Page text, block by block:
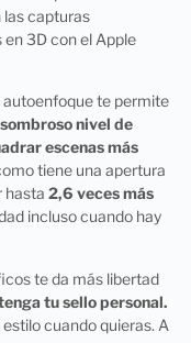
las capturas
3D con el Apple
te permite
nivel de
escenas más
tiene una apertura
hasta 2,6 veces más
incluso cuando hay
te da más libertad
tu sello personal.
cuando quieras. A